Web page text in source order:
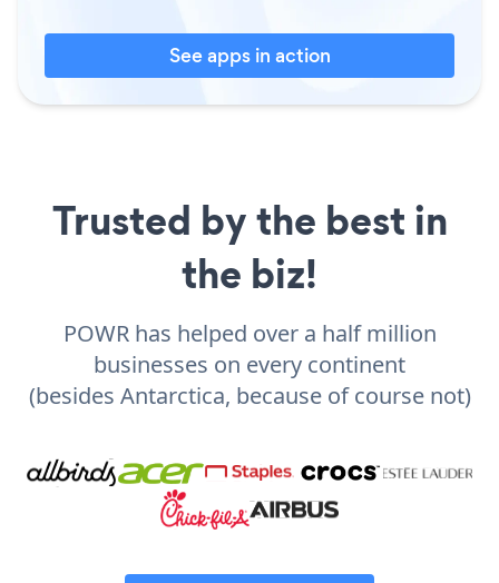
See apps in action
Trusted by the best in
the biz!
POWR has helped over a half million
businesses on every continent
(besides Antarctica, because of course not)